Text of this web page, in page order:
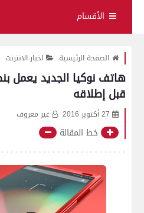
الأقسام
الصفحة الرئيسية اخبار الانترنت
هاتف نوكيا الجديد يعمل
قبل إطلاقه
27 أكتوبر 2016 غير معروف
خط المقالة